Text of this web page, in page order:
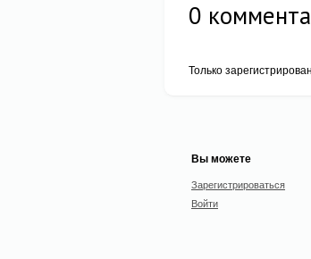
0
Только
Вы можете
Зарегистрироваться
Войти